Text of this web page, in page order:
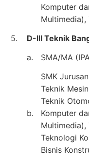
Komputer
Multimedia),
5.
D-III Teknik
a.
SMA/MA
b.
SMK
Teknik
Teknik
Komputer
Multimedia),
Teknologi
Bisnis